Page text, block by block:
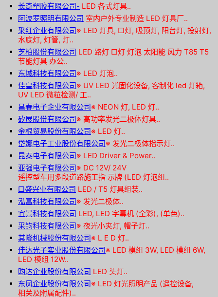
长奇塑胶有限公司- LED 各式灯具..
阿波罗照明有限公司 室内户外专业制造 LED 灯具厂..
采红企业有限公司※ LED 灯具, □灯, 吸顶灯, 阳台灯, 投射灯,
水底灯, 灯管, 灯..
芝柏股份有限公司 LED 路灯 □灯 灯泡 太阳能 风力 T85 T5
节能灯具 办公..
东城科技有限公司※ LED 灯泡..
佳皇科技有限公司※ UV LED 光固化设备, 客制化 led 灯箱,
UV LED 微粒检测/ 工..
昌春电子企业有限公司※ NEON 灯, LED 灯..
矽展股份有限公司※ 高功率发光二极体灯具..
金根贸易股份有限公司※ LED 灯..
岱娜电子工业股份有限公司※ 发光二极体指示灯..
昆泰电子有限公司※ LED Driver & Power..
亚强电子有限公司※ DC 12V/ 24V
遥控型车用多段道路施工指 示牌 (LED 灯泡组..
□盛兴业有限公司 LED / T5 灯具组装..
泓富科技有限公司※ 发光二极体..
宜景科技有限公司 LED, LED 字幕机 (全彩), (单色)..
采钧科技有限公司※ 夜光小夹灯, 帽子灯..
其隆机械股份有限公司※ L E D 灯..
佳达光子实业股份有限公司※ LED 模组 3W, LED 模组 6W,
LED 模组 12W..
昀达企业股份有限公司 LED 头灯..
东凤企业股份有限公司※ LED 灯光照明产品 (遥控设备,
相关及附属配件)..